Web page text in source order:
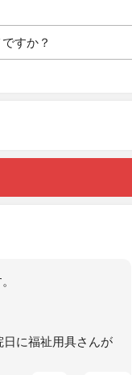
すか？
に福祉用具さんが